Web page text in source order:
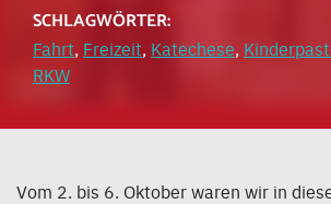
SCHLAGWÖRTER:
Fahrt, Freizeit, Katechese,
RKW
Vom 2. bis 6. Oktober waren wir in